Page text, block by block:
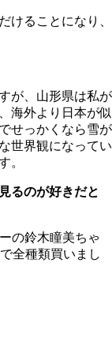
ることになり、
が、山形県は私が
海外より日本が似
せっかくなら雪が
世界観になってい
。
るのが好きだと
の鈴木瞳美ちゃ
全種類買いまし